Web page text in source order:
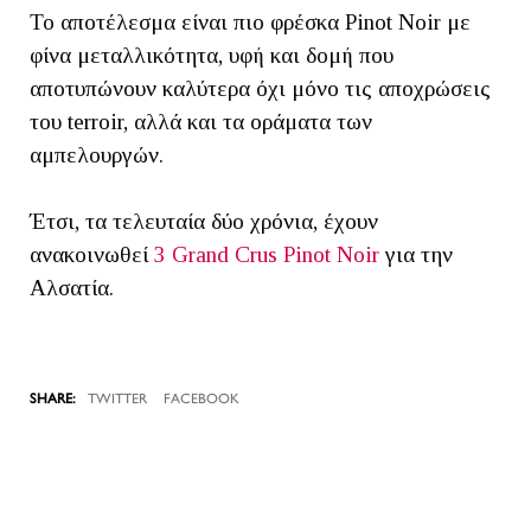
Το αποτέλεσμα είναι πιο φρέσκα Pinot Noir με
φίνα μεταλλικότητα, υφή και δομή που
αποτυπώνουν καλύτερα όχι μόνο τις αποχρώσεις
του terroir, αλλά και τα οράματα των
αμπελουργών.
Έτσι, τα τελευταία δύο χρόνια, έχουν
ανακοινωθεί 3 Grand Crus Pinot Noirγια την
Αλσατία.
TWITTER FACEBOOK